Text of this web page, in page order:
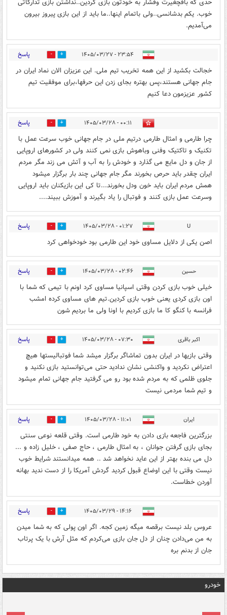
حدی که بافچغیرت وفشار به خودتون بازی کردین..نداشتن بازی تدارکاتی
خوب. یکم بدشانسی..ولی باتمام اینها..ما باید از این بازی پیروز بیرون
می‌آمدیم.‌‌
۲۳:۵۴ - ۱۴۰۵/۰۳/۲۷ 0 پاسخ
خجالت بکشید از این همه تخریب تیم ملی. این عزیزان الان نماد ایران در
جام جهانی هستند،پس بهتره بجای زدن این حرفها،برای موفقیت تیم
کشور عزیزمون دعا کنیم
۰۰:۱۱ - ۱۴۰۵/۰۳/۲۸ 0 پاسخ
چرا طارمی و امثال طارمی درتیم ملی در جام جهانی خوب سرعت عمل با
تکنیک و تاکتیک وفنی وباهوش بازی نمی کنند ولی در کشورهای اروپایی
از جان و دل مایع می گذارد و خودش را به آب و آتش می زند مگر مردم
ایران چقدر باید حرص بخورند مگر جام جهانی چند بار برگزار میشود
همش مردم ایران باید خون ودل بخورند...تا کی این بازیکنان باید اروپایی
وسرعت عمل بازی کنند و فوتبال را یاد بگیرند و آموزش ببیند....
U ۰۱:۲۷ - ۱۴۰۵/۰۳/۲۸ 0 پاسخ
اصن یکی از دلایل مساوی خود این طارمی بود خودخواهی کرد
حسین ۰۲:۴۶ - ۱۴۰۵/۰۳/۲۸ 0 پاسخ
خیلی خوب بازی کردن وقتی اسپانیا مساوی کرد اونم با تیمی که شما با
اون بازی کردی یعنی خوب بازی کردین.تیم های مساوی کرده امشب
فرانسه با کنگو کا ما بازی کردیم با اونا ولی ما بردیم شون
اکبر باقری ۰۷:۳۰ - ۱۴۰۵/۰۳/۲۸ 0 پاسخ
وقتی بازیها در ایران بدون تماشاگر برگزار میشد شما فوتبالیستها هیچ
اعتراض نکردید و واکنشی نشان ندادید حتی می‌توانستید بازی نکنید و
جلوی ظلمی که به مردم شده بود رو می گرفتید جام جهانی تمام میشود
و تیم شما مردمی نیست
ایران ۱۱:۰۱ - ۱۴۰۵/۰۳/۲۸ 0 پاسخ
بزرگترین فاجعه بازی دادن به خود طارمی است. وقتی قلعه نوعی سنتی
بجای بازی گرفتن جوانان ، به امثال طارمی ، حاج صفی ، خلیل زاده و ...
دل می بنده بهتر از این عاید نخواهد شد .. همه میدانستند شرایط خوب
نیست وقتی با این اوضاع قبول کردید گردش آمریکا را از دست ندید بهانه
آوردن خطاست.
۱۴:۱۶ - ۱۴۰۵/۰۳/۲۹ 0 پاسخ
عروس بلد نیست برقصه میگه زمین کجه. اگر اون پولی که به شما میدن
به من می‌دادن چنان از دل جان بازی می‌کردم که مثل آرش با یک پرتاب
جان از بدنم بره
خودرو